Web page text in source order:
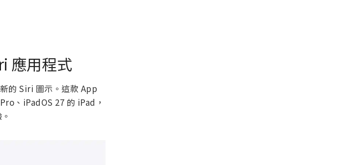
應用程式
的 Siri 圖示。這款 App
、iPadOS 27 的 iPad，